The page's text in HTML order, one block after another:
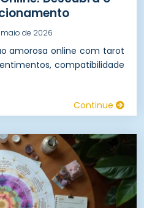
maio de 2026
amorosa online com tarot
compatibilidade
Continue